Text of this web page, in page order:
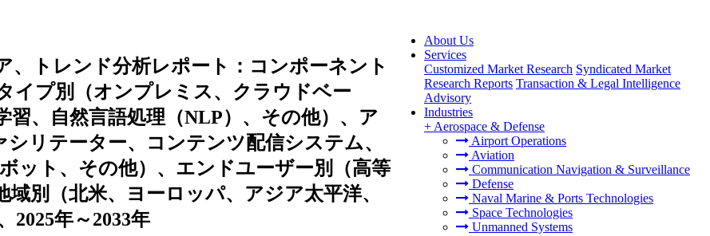
About Us
Services
Customized Market Research Syndicated Market
Research Reports Transaction & Legal Intelligence
Advisory
Industries
+ Aerospace & Defense
Airport Operations
Aviation
Communication Navigation & Surveillance
Defense
Naval Marine & Ports Technologies
Space Technologies
Unmanned Systems
、トレンド分析レポート：コンポーネント
イプ別（オンプレミス、クラウドベー
、自然言語処理（NLP）、その他）、ア
リテーター、コンテンツ配信システム、
ット、その他）、エンドユーザー別（高等
別（北米、ヨーロッパ、アジア太平洋、
2025年～2033年